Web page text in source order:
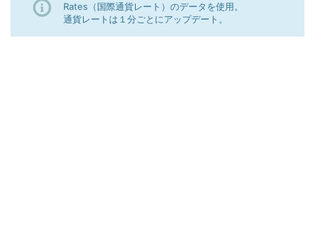
Rates（国際通貨レート）のデータを使用。
通貨レートは１分ごとにアップデート。